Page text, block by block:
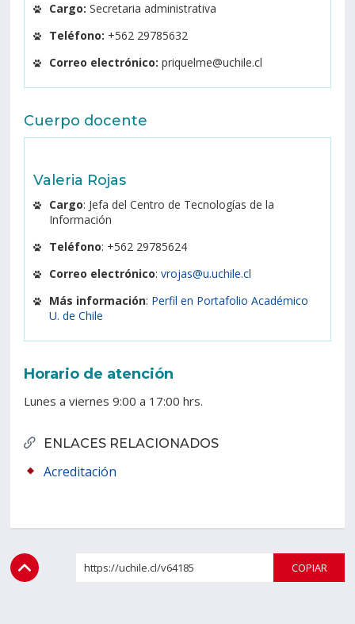
ENLACES RELACIONADOS
Acreditación
Cargo: Secretaria administrativa
Teléfono: +562 29785632
Correo electrónico: priquelme@uchile.cl
Cuerpo docente
Valeria Rojas
Cargo: Jefa del Centro de Tecnologías de la
Información
Teléfono: +562 29785624
Correo electrónico: vrojas@u.uchile.cl
Más información: Perfil en Portafolio Académico
U. de Chile
Horario de atención
Lunes a viernes 9:00 a 17:00 hrs.
https://uchile.cl/v64185